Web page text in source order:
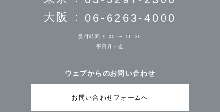
大阪 : 06-6263-4000
受付時間 9:30 〜 16:30
平日月～金
ウェブからのお問い合わせ
お問い合わせフォームへ